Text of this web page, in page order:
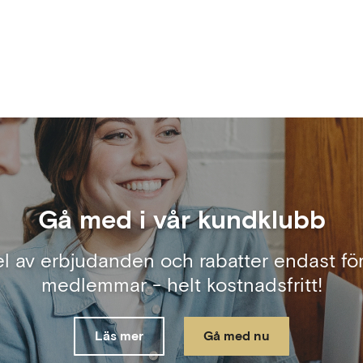
Gå med i vår kundklubb
av erbjudanden och rabatter endast
medlemmar - helt kostnadsfritt!
Läs mer Gå med nu